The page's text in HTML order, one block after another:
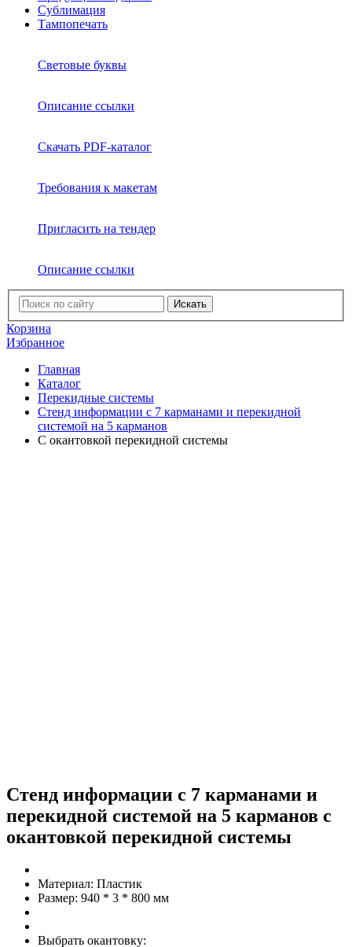
Сублимация
Тампопечать
Световые буквы
Описание ссылки
Скачать PDF-каталог
Требования к макетам
Пригласить на тендер
Описание ссылки
Искать
Корзина
Избранное
Главная
Каталог
Перекидные системы
Стенд информации с 7 карманами и перекидной
системой на 5 карманов
C окантовкой перекидной системы
Стенд информации с 7 карманами и
перекидной системой на 5 карманов c
окантовкой перекидной системы
Материал: Пластик
Размер: 940 * 3 * 800 мм
Выбрать окантовку: